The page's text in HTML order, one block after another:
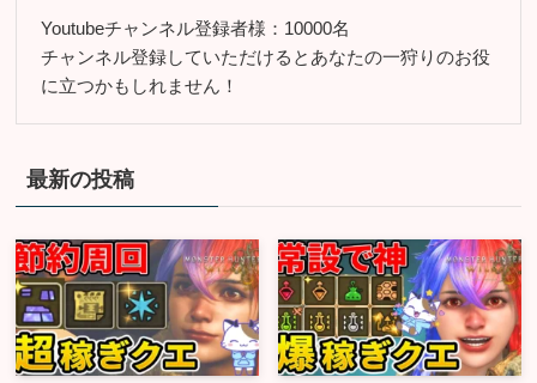
Youtubeチャンネル登録者様：10000名
チャンネル登録していただけるとあなたの一狩りのお役
に立つかもしれません！
最新の投稿